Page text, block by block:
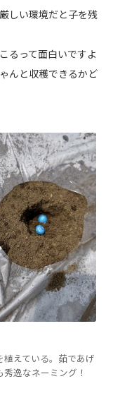
しい環境だと子を残
るって面白いですよ
んと収穫できるかど
えている。茹であげ
逸なネーミング！